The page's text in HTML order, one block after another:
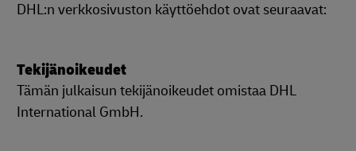
DHL:n verkkosivuston käyttöehdot ovat seuraavat:
Tekijänoikeudet
Tämän julkaisun tekijänoikeudet omistaa DHL
International GmbH.